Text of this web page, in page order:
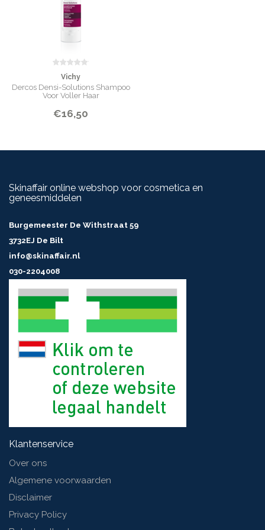
Vichy
Dercos Densi-Solutions Shampoo
Voor Voller Haar
€16,50
Skinaffair online webshop voor cosmetica en
geneesmiddelen
Burgemeester De Withstraat 59
3732EJ De Bilt
info@skinaffair.nl
030-2204008
Klantenservice
Over ons
Algemene voorwaarden
Disclaimer
Privacy Policy